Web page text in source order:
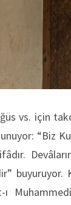
vs. için
“Biz
buyuruyor.